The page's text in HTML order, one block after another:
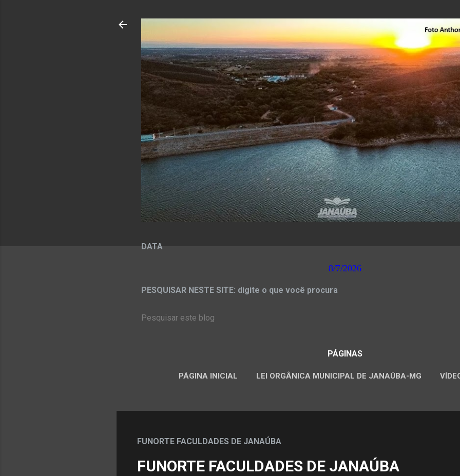
DATA
8/7/2026
PESQUISAR NESTE SITE: digite o que você procura
PÁGINAS
PÁGINA INICIAL LEI ORGÂNICA MUNICIPAL DE JANAÚBA-MG
FUNORTE FACULDADES DE JANAÚBA
FUNORTE FACULDADES DE JANAÚBA